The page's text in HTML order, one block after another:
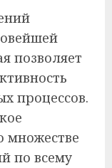
позволяет
процессов.
множестве
по всему